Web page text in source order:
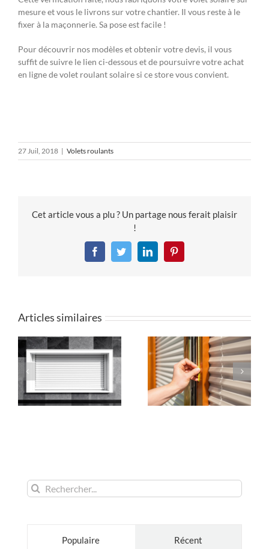
mesure et vous le livrons sur votre chantier. Il vous reste à le
fixer à la maçonnerie. Sa pose est facile !
Pour découvrir nos modèles et obtenir votre devis, il vous
suffit de suivre le lien ci-dessous et de poursuivre votre achat
en ligne de volet roulant solaire si ce store vous convient.
27 Juil, 2018 | Volets roulants
Cet article vous a plu ? Un partage nous ferait plaisir
!
FacebookTwitterLinkedInPinterest
Articles similaires
Rechercher:
Populaire Récent